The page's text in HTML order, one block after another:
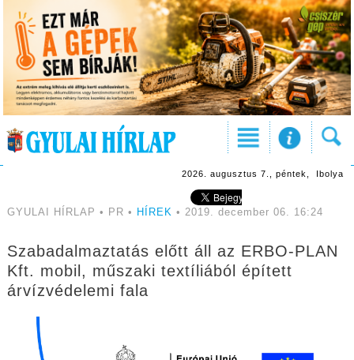
2026. augusztus 7., péntek, Ibolya
GYULAI HÍRLAP • PR • HÍREK • 2019. december 06. 16:24
Szabadalmaztatás előtt áll az ERBO-PLAN
Kft. mobil, műszaki textíliából épített
árvízvédelemi fala